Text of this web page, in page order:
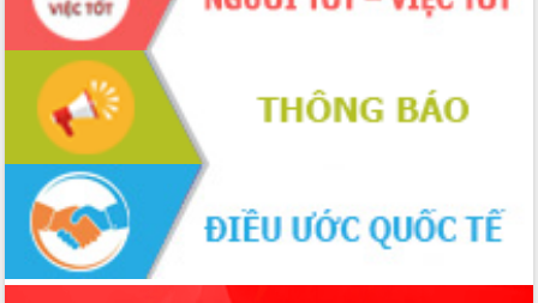
Kết nối tour, đẩy mạnh chuyển đổi số
để phát triển du lịch Đắk Lắk
Khởi động Dự án Đầu tư xây dựng hạ
tầng kỹ thuật Cụm công nghiệp Tân
Tiến
Gặp mặt các cơ quan báo chí nhân Kỷ
niệm 101 năm Ngày Báo chí Cách
mạng Việt Nam
Đắk Lắk sơ kết 4 năm triển khai thực
hiện Đề án 06 của Chính phủ
Họp báo thông tin về Hội nghị Công bố